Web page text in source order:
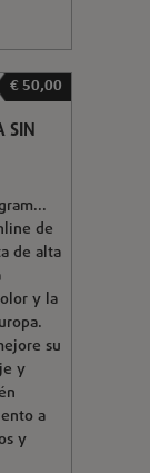
€ 50,00
SIN
de
de alta
y la
su
y
a
y